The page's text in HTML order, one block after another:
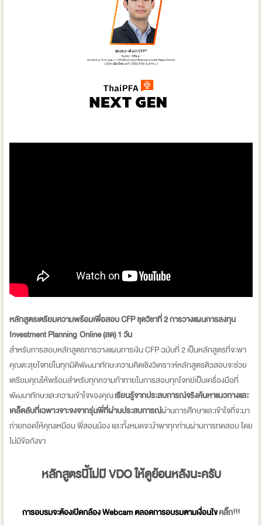
หลักสูตรเตรียมความพร้อมเพื่อสอบ CFP ชุดวิชาที่ 2 การวางแผนการลงทุน
Investment Planning Online (สด) 1 วัน
สำหรับการสอบหลักสูตรการวางแผนการเงิน CFP ฉบับที่ 2 เป็นหลักสูตรที่จะพา
คุณตะลุยโจทย์ในทุกมิติพัฒนาทักษะความคิดเชิงวิเคราะห์หลักสูตรติวสอบจะช่วย
เตรียมคุณให้พร้อมสำหรับทุกความท้าทายในการสอบทุกโจทย์เป็นเครื่องมือที่
พัฒนาทักษะและความเข้าใจของคุณเรียนรู้จากประสบการณ์จริงค้นหาแนวทางและ
เคล็ดลับที่เฉพาะเจาะจงจากรุ่นพี่ที่ผ่านประสบการณ์ผ่านการศึกษาและเข้าใจที่จะมา
ถ่ายทอดให้คุณเหมือน พี่สอนน้อง และทั้งหมดจะนำพาทุกท่านผ่านการทดสอบ โดย
ไม่มีข้อกังขา
หลักสูตรนี้ไม่มี VDO ให้ดูย้อนหลังนะครับ
การอบรมจะต้องเปิดกล้อง Webcam ตลอดการอบรมตามเงื่อนไขคลิ๊ก!!!